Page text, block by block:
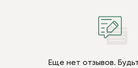
Еще нет отзывов.